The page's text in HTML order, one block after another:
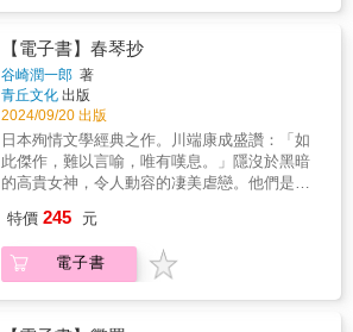
彩的翔實側寫，更蘊藏著超越時代的藝術價
典。▍本書特色✽資深日本文學翻譯名家林水
福以優美雋永的筆法，引領讀者全新體會紫式
部筆下哀婉動人的長篇故事！✽日本古典文學
的巔峰巨著，歷經千年啟發無數文學創作的靈
感源頭，亦是理解日本文化底蘊不可錯過的名
作！✽一套六冊令人驚豔的封面組圖巧思，由
書法名家杜忠誥題字，設計師謝佳穎操刀，以
值！
琴抄》彩頁特輯日本殉情文學經典文豪谷崎潤
一郎陰翳美學巔峰之作諾貝爾文學獎得主・川
端康成｜盛讚｜——如此傑作，難以言喻，唯
有嘆息。——❖隱沒於黑暗的高貴女神，令人
動容的凄美虐戀。他們是師徒，是主僕，更是
知音，是鐫刻於靈魂的一生所愛。❖與你一起
的世界，才是我畢生渴望的極樂淨土大阪藥材
商之女春琴自幼雙目失明，美貌聰穎的她，在
曲藝上有著非凡的天賦。家中學徒佐助自小傾
只為更貼近春琴的世界。兩人既是主僕也是師
徒，同時又有著道不清、說不明的男女關係。
某天，一場突如其來的災禍，讓兩人面臨前所
未有的危機⋯⋯《春琴抄》透過春琴和佐助的
【電子書】春琴抄
谷崎潤一郎 著
青丘文化 出版
2024/09/20 出版
日本殉情文學經典之作。川端康成盛讚：「如
此傑作，難以言喻，唯有嘆息。」隱沒於黑暗
的高貴女神，令人動容的凄美虐戀。他們是師
所愛。本書特色：小開本大字精裝輕量版，適
合睡前閱讀的枕邊書；32頁全彩特輯「谷崎潤
一郎文學 &《春琴抄》」；獨家收錄〈春琴抄
特價 245 元
電子書